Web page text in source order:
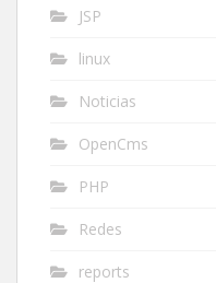
JSP
linux
Noticias
OpenCms
PHP
Redes
reports